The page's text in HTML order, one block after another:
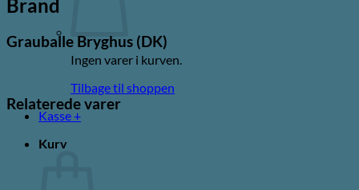
Ingen varer i kurven.
Tilbage til shoppen
Kasse +
Kurv
Brand
Grauballe Bryghus (DK)
Relaterede varer